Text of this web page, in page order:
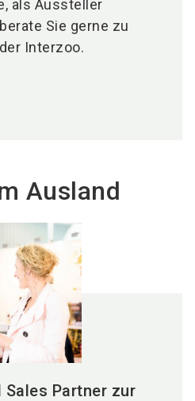
als Aussteller
Sie gerne zu
Interzoo.
Ausland
Partner zur